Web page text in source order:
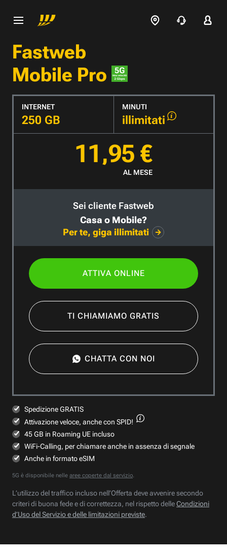
Fastweb
Mobile Pro
INTERNET
250 GB
MINUTI
illimitati
11,95 €
AL MESE
Sei cliente Fastweb
Casa o Mobile?
Per te, giga illimitati
ATTIVA ONLINE
TI CHIAMIAMO GRATIS
CHATTA CON NOI
Spedizione GRATIS
Attivazione veloce, anche con SPID!
45 GB in Roaming UE incluso
WiFi-Calling, per chiamare anche in assenza di segnale
Anche in formato eSIM
5G è disponibile nelle aree coperte dal servizio.
L’utilizzo del traffico incluso nell’Offerta deve avvenire secondo
criteri di buona fede e di correttezza, nel rispetto delleCondizioni
d’Uso del Servizio e delle limitazioni previste.